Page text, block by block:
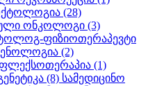
(28)
ონკოლოგი (3)
ფიზიოთერაპევტი
(2)
(1)
(8) სამედიცინო